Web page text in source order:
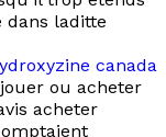
dans laditte
canada
ou acheter
acheter